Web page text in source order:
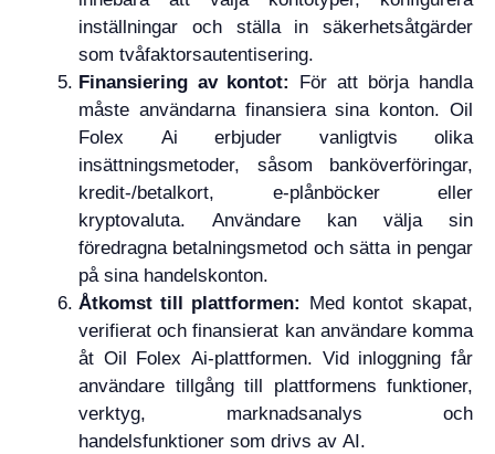
inställningar och ställa in säkerhetsåtgärder
som tvåfaktorsautentisering.
Finansiering av kontot:
För att börja handla
måste användarna finansiera sina konton. Oil
Folex Ai erbjuder vanligtvis olika
insättningsmetoder, såsom banköverföringar,
kredit-/betalkort, e-plånböcker eller
kryptovaluta. Användare kan välja sin
föredragna betalningsmetod och sätta in pengar
på sina handelskonton.
Åtkomst till plattformen: Med kontot skapat,
verifierat och finansierat kan användare komma
åt Oil Folex Ai-plattformen. Vid inloggning får
användare tillgång till plattformens funktioner,
verktyg, marknadsanalys och
handelsfunktioner som drivs av AI.